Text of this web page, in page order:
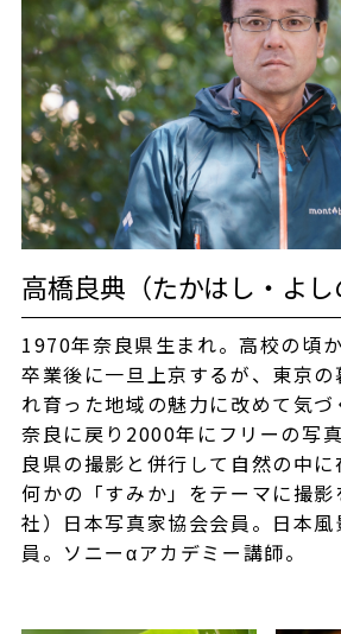
高橋良典（たかはし・よし
1970年奈良県生まれ。高校の頃
卒業後に一旦上京するが、東京の
れ育った地域の魅力に改めて気
奈良に戻り2000年にフリーの写
良県の撮影と併行して自然の中
何かの「すみか」をテーマに撮
社）日本写真家協会会員。日本
員。ソニーαアカデミー講師。